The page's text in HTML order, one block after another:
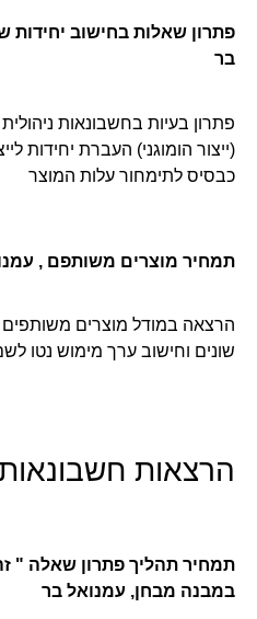
פתרון שאלות בחישוב יחידות
בר
פתרון בעיות בחשבונאות
(ייצור הומוגני) העברת יחידות
כבסיס לתימחור עלות המוצר
תמחיר מוצרים משותפם ,
הרצאה במודל מוצרים
שונים וחישוב ערך מימוש נטו
הרצאות חשבונאות
תמחיר תהליך פתרון שאלה "
במבנה מבחן, עמנואל בר